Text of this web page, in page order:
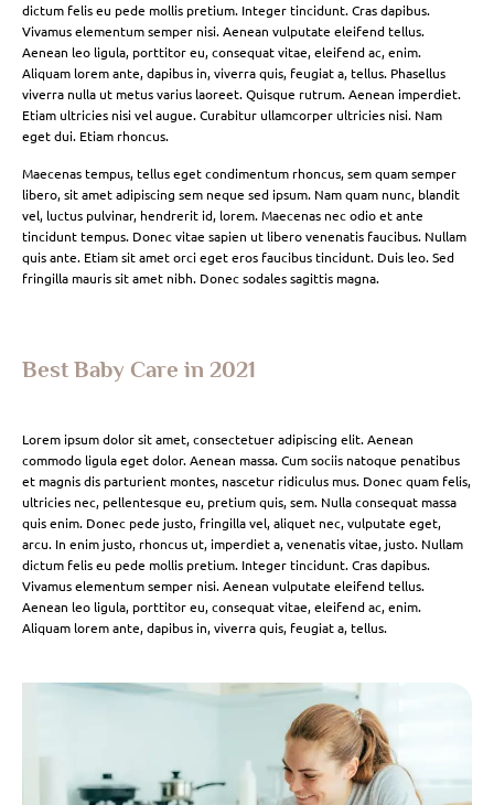
dictum felis eu pede mollis pretium. Integer tincidunt. Cras dapibus.
Vivamus elementum semper nisi. Aenean vulputate eleifend tellus.
Aenean leo ligula, porttitor eu, consequat vitae, eleifend ac, enim.
Aliquam lorem ante, dapibus in, viverra quis, feugiat a, tellus. Phasellus
viverra nulla ut metus varius laoreet. Quisque rutrum. Aenean imperdiet.
Etiam ultricies nisi vel augue. Curabitur ullamcorper ultricies nisi. Nam
eget dui. Etiam rhoncus.
Maecenas tempus, tellus eget condimentum rhoncus, sem quam semper
libero, sit amet adipiscing sem neque sed ipsum. Nam quam nunc, blandit
vel, luctus pulvinar, hendrerit id, lorem. Maecenas nec odio et ante
tincidunt tempus. Donec vitae sapien ut libero venenatis faucibus. Nullam
quis ante. Etiam sit amet orci eget eros faucibus tincidunt. Duis leo. Sed
fringilla mauris sit amet nibh. Donec sodales sagittis magna.
Best Baby Care in 2021
Lorem ipsum dolor sit amet, consectetuer adipiscing elit. Aenean
commodo ligula eget dolor. Aenean massa. Cum sociis natoque penatibus
et magnis dis parturient montes, nascetur ridiculus mus. Donec quam felis,
ultricies nec, pellentesque eu, pretium quis, sem. Nulla consequat massa
quis enim. Donec pede justo, fringilla vel, aliquet nec, vulputate eget,
arcu. In enim justo, rhoncus ut, imperdiet a, venenatis vitae, justo. Nullam
dictum felis eu pede mollis pretium. Integer tincidunt. Cras dapibus.
Vivamus elementum semper nisi. Aenean vulputate eleifend tellus.
Aenean leo ligula, porttitor eu, consequat vitae, eleifend ac, enim.
Aliquam lorem ante, dapibus in, viverra quis, feugiat a, tellus.